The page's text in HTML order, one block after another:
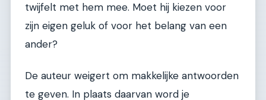
twijfelt met hem mee. Moet hij kiezen voor
zijn eigen geluk of voor het belang van een
ander?
De auteur weigert om makkelijke antwoorden
te geven. In plaats daarvan word je